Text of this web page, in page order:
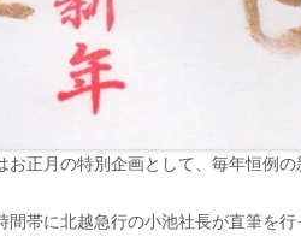
お正月の特別企画として、毎年恒例の
間帯に北越急行の小池社長が直筆を